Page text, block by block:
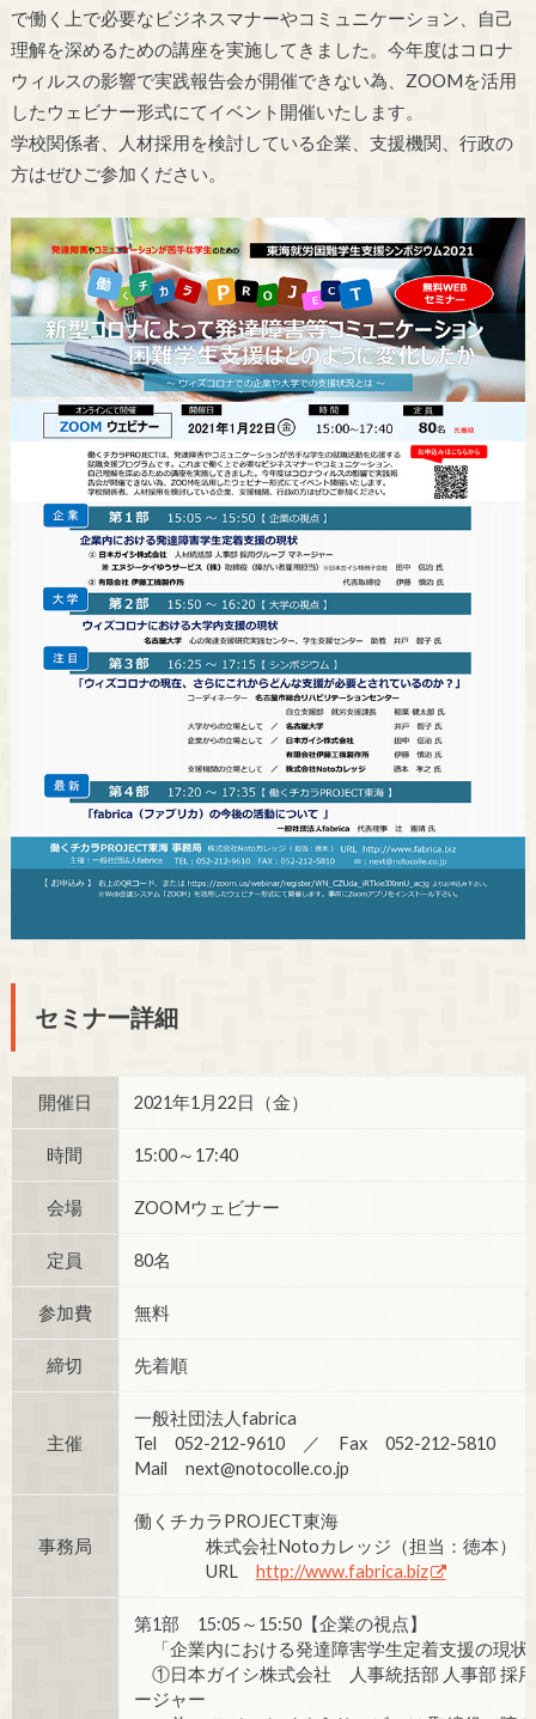
で働く上で必要なビジネスマナーやコミュニケーション、自己
理解を深めるための講座を実施してきました。今年度はコロナ
ウィルスの影響で実践報告会が開催できない為、ZOOMを活用
したウェビナー形式にてイベント開催いたします。
学校関係者、人材採用を検討している企業、支援機関、行政の
方はぜひご参加ください。
セミナー詳細
開催日 2021年1月22日（金）
時間 15:00～17:40
会場 ZOOMウェビナー
定員 80名
参加費 無料
締切 先着順
主催
一般社団法人fabrica
Tel 052-212-9610 ／ Fax 052-212-5810
Mail next@notocolle.co.jp
事務局
働くチカラPROJECT東海
株式会社Notoカレッジ（担当：徳本）
URL http://www.fabrica.biz
第1部 15:05～15:50【企業の視点】
「企業内における発達障害学生定着支援の現状
①日本ガイシ株式会社 人事統括部 人事部 採用
ージャー